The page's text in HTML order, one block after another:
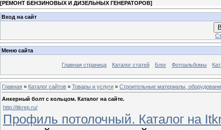
[РЕМОНТ БЕНЗИНОВЫХ И ДИЗЕЛЬНЫХ ГЕНЕРАТОРОВ]
Вход на сайт
Меню сайта
Главная страница Каталог статей Блог Фотоальбомы
Главная » Каталог сайтов » Товары и услуги » Строительные материалы,
Анкерный болт с кольцом. Каталог на сайте.
http://itkrep.ru/
Профиль потолочный. Каталог на